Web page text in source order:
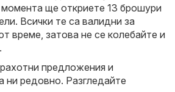
ще откриете 13 брошури
Всички те са валидни за
време, затова не се колебайте и
предложения и
ни редовно. Разгледайте